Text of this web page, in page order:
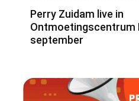
Perry Zuidam live in
Ontmoetingscentrum
september